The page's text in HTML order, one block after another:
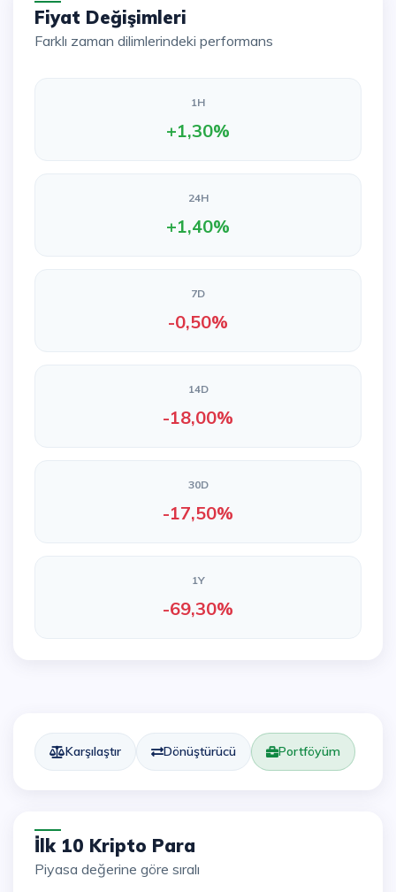
Fiyat Değişimleri
Farklı zaman dilimlerindeki performans
1H
+1,30%
24H
+1,40%
7D
-0,50%
14D
-18,00%
30D
-17,50%
1Y
-69,30%
Karşılaştır Dönüştürücü Portföyüm
İlk 10 Kripto Para
Piyasa değerine göre sıralı